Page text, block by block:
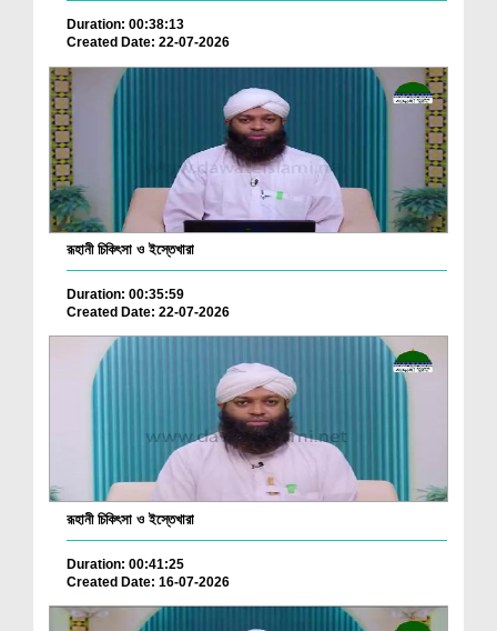
Duration: 00:38:13
Created Date: 22-07-2026
রূহানী চিকিৎসা ও ইস্তেখারা
Duration: 00:35:59
Created Date: 22-07-2026
রূহানী চিকিৎসা ও ইস্তেখারা
Duration: 00:41:25
Created Date: 16-07-2026